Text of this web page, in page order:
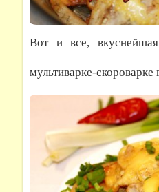
Вот и все,
мультиварке-скороварке